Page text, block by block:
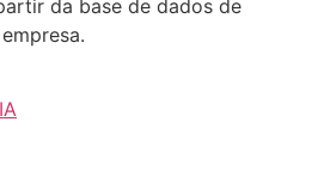
da base de dados de